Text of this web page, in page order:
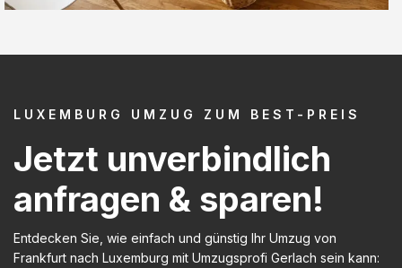
LUXEMBURG UMZUG ZUM BEST-PREIS
Jetzt unverbindlich
anfragen & sparen!
Entdecken Sie, wie einfach und günstig Ihr Umzug von
Frankfurt nach Luxemburg mit Umzugsprofi Gerlach sein kann: